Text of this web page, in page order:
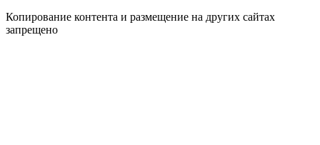
Копирование контента и размещение на других сайтах
запрещено